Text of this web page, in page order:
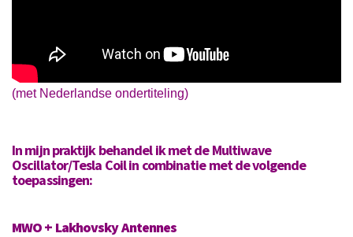
(met Nederlandse ondertiteling)
In mijn praktijk behandel ik met deMultiwave
Oscillator/Tesla Coil in combinatie met de volgende
toepassingen:
MWO + Lakhovsky Antennes